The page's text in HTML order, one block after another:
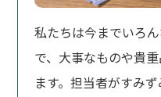
私たちは今までいろ
で、大事なものや貴
ます。担当者がすみ